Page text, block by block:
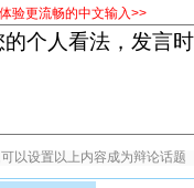
验更流畅的中文输入>>